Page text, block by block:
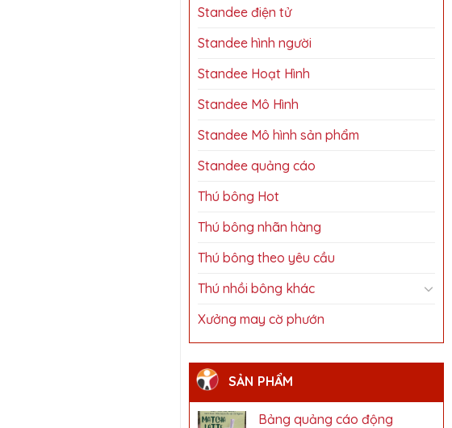
Standee điện tử
Standee hình người
Standee Hoạt Hình
Standee Mô Hình
Standee Mô hình sản phẩm
Standee quảng cáo
Thú bông Hot
Thú bông nhãn hàng
Thú bông theo yêu cầu
Thú nhồi bông khác
Xưởng may cờ phướn
SẢN PHẨM
Bảng quảng cáo động